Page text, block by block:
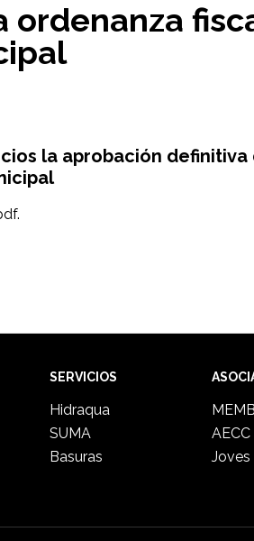
ordenanza
la aprobación
SERVICIOS
Hidraqua
SUMA
Basuras
AECC
Joves